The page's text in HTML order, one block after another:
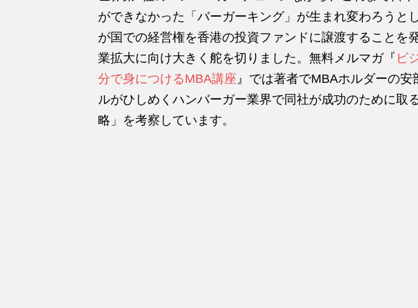
ができなかった「バーガーキング」が生まれ変わろうと
が国での経営権を香港の投資ファンドに譲渡することを
業拡大に向け大きく舵を切りました。無料メルマガ『 ビ
分で身につけるMBA講座 』では著者でMBAホルダーの
ルがひしめくハンバーガー業界で同社が成功のために取
略」を考察しています。